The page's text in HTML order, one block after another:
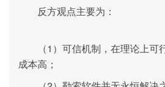
反方观点主要为：
（1 ）可信机制，在理论上可
成本高；